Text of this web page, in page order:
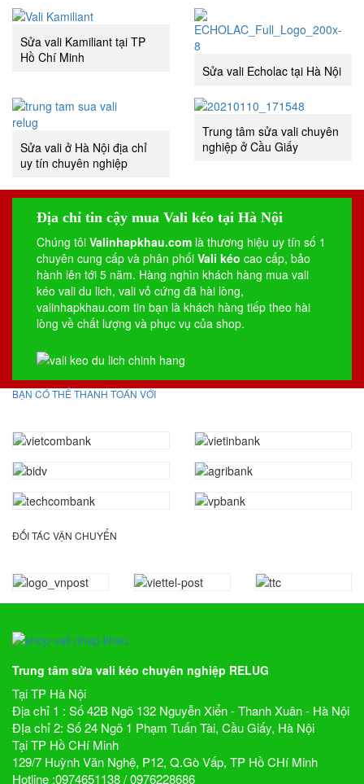
Sửa vali Kamiliant tại TP
Hồ Chí Minh
Sửa vali Echolac tại Hà Nội
Sửa vali ở Hà Nội địa chỉ
uy tín chuyên nghiệp
Trung tâm sửa vali chuyên
nghiệp ở Cầu Giấy
Địa chỉ tin cậy mua Vali kéo tại Hà Nội
Chúng tôi Valinhapkhau.com là thương hiệu uy tín số 1
chuyên cung cấp và phân phối Vali kéo cao cấp, bảo
hành lên tới 5 năm. Hàng nghìn khách hàng mua vali
kéo vali du lich, vali vỏ cứng đã hài lòng,
valinhapkhau.com tin bạn là khách hàng tiếp theo hài
lòng về chất lượng và phục vụ của shop.
BẠN CÓ THỂ THANH TOÁN VỚI
ĐỐI TÁC VẬN CHUYỂN
Trung tâm sửa vali kéo chuyên nghiệp RELUG
Tại TP Hà Nội
Địa chỉ 1 : Số 42B Ngõ 132 Nguyễn Xiển - Thanh Xuân - Hà Nội
ĐỊa chỉ 2: Số 24 Ngõ 1 Phạm Tuấn Tài, Cầu Giấy, Hà Nội
Tại TP Hồ CHí Minh
129/7 Huỳnh Văn Nghệ, P12, Q.Gò Vấp, TP Hồ CHí Minh
Hotline :0974651138 / 0976228686